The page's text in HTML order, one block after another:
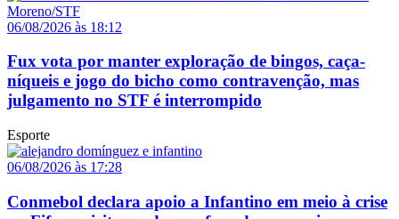
06/08/2026 às 18:12
Fux vota por manter exploração de bingos, caça-
níqueis e jogo do bicho como contravenção, mas
julgamento no STF é interrompido
Esporte
06/08/2026 às 17:28
Conmebol declara apoio a Infantino em meio à crise